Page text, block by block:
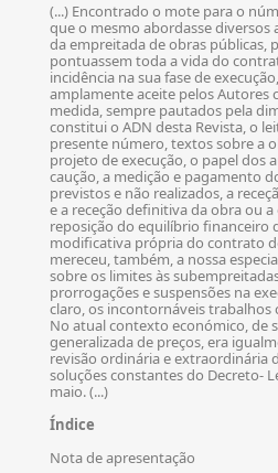
(...) Encontrado o mote para o
que o mesmo abordasse diversos
da empreitada de obras públicas,
pontuassem toda a vida do
incidência na sua fase de
amplamente aceite pelos Autores
medida, sempre pautados pela
constitui o ADN desta Revista, o
presente número, textos sobre a
projeto de execução, o papel dos
caução, a medição e pagamento
previstos e não realizados, a
e a receção definitiva da obra ou
reposição do equilíbrio financeiro
modificativa própria do contrato
mereceu, também, a nossa
sobre os limites às
prorrogações e suspensões na
claro, os incontornáveis trabalhos
No atual contexto económico, de
generalizada de preços, era
revisão ordinária e extraordinária
soluções constantes do Decreto-
maio. (...)
Índice
Nota de apresentação